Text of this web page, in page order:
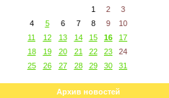
1
2
3
4
5 6 7 8 9
10
11
12 13 14 15 16
17
18
19 20 21 22 23
24
25
26 27 28 29 30 31
Архив новостей